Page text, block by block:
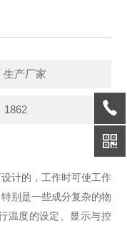
生产厂家
计的，工作时可使工作
别是一些成分复杂的物
温度的设定、显示与控